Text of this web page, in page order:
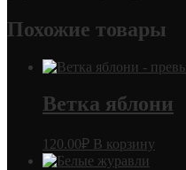
Похожие товары
Ветка яблони
120.00₽ В корзину